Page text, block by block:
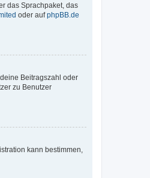
das Sprachpaket, das
oder aufphpBB.de
Beitragszahl oder
zu Benutzer
kann bestimmen,